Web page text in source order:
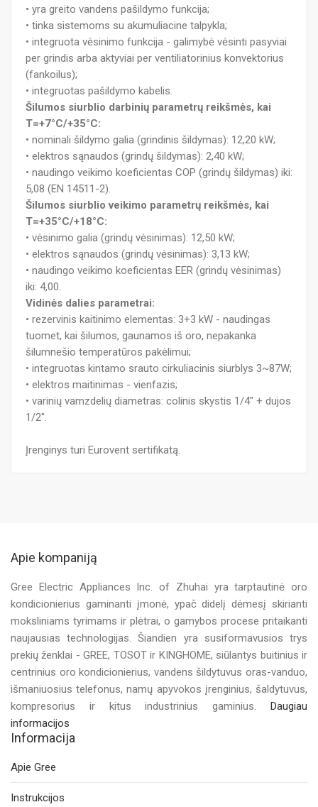
• yra greito vandens pašildymo funkcija;
• tinka sistemoms su akumuliacine talpykla;
• integruota vėsinimo funkcija - galimybė vėsinti pasyviai
per grindis arba aktyviai per ventiliatorinius konvektorius
(fankoilus);
• integruotas pašildymo kabelis.
Šilumos siurblio darbinių parametrų reikšmės, kai
T=+7°C/+35°C:
• nominali šildymo galia (grindinis šildymas): 12,20 kW;
• elektros sąnaudos (grindų šildymas): 2,40 kW;
• naudingo veikimo koeficientas COP (grindų šildymas) iki:
5,08 (EN 14511-2).
Šilumos siurblio veikimo parametrų reikšmės, kai
T=+35°C/+18°C:
• vėsinimo galia (grindų vėsinimas): 12,50 kW;
• elektros sąnaudos (grindų vėsinimas): 3,13 kW;
• naudingo veikimo koeficientas EER (grindų vėsinimas)
iki: 4,00.
Vidinės dalies parametrai:
• rezervinis kaitinimo elementas: 3+3 kW - naudingas
tuomet, kai šilumos, gaunamos iš oro, nepakanka
šilumnešio temperatūros pakėlimui;
• integruotas kintamo srauto cirkuliacinis siurblys 3~87W;
• elektros maitinimas - vienfazis;
• varinių vamzdelių diametras: colinis skystis 1/4" + dujos
1/2".
Įrenginys turi Eurovent sertifikatą.
Apie kompaniją
Gree Electric Appliances Inc. of Zhuhai yra tarptautinė oro
kondicionierius gaminanti įmonė, ypač didelį dėmesį skirianti
moksliniams tyrimams ir plėtrai, o gamybos procese pritaikanti
naujausias technologijas. Šiandien yra susiformavusios trys
prekių ženklai - GREE, TOSOT ir KINGHOME, siūlantys buitinius ir
centrinius oro kondicionierius, vandens šildytuvus oras-vanduo,
išmaniuosius telefonus, namų apyvokos įrenginius, šaldytuvus,
kompresorius ir kitus industrinius gaminius. Daugiau
informacijos
Informacija
Apie Gree
Instrukcijos